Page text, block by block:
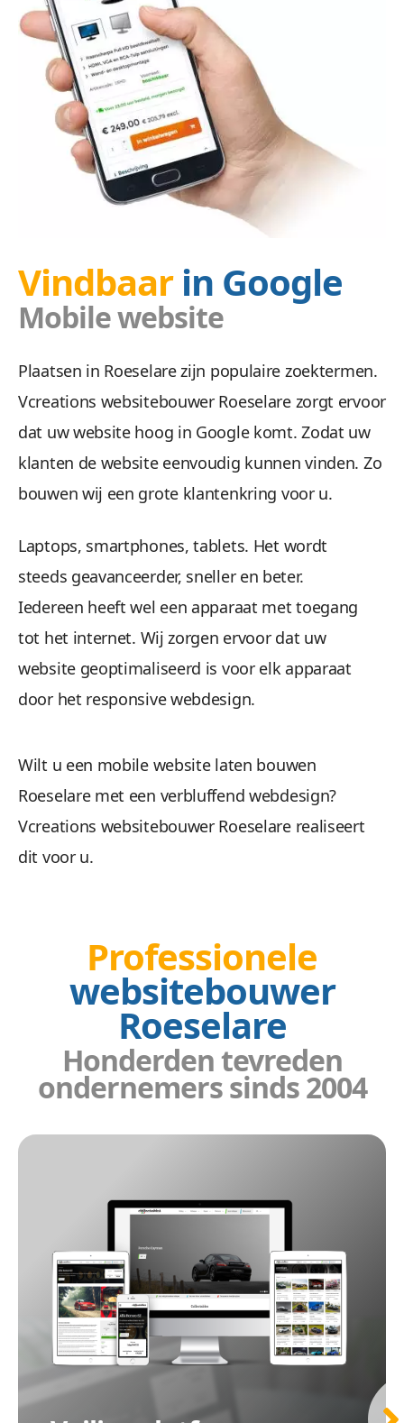
Vindbaar in Google
Mobile website
Plaatsen in Roeselare zijn populaire zoektermen.
Vcreations websitebouwer Roeselare zorgt ervoor
dat uw website hoog in Google komt. Zodat uw
klanten de website eenvoudig kunnen vinden. Zo
bouwen wij een grote klantenkring voor u.
Laptops, smartphones, tablets. Het wordt
steeds geavanceerder, sneller en beter.
Iedereen heeft wel een apparaat met toegang
tot het internet. Wij zorgen ervoor dat uw
website geoptimaliseerd is voor elk apparaat
door het responsive webdesign.
Wilt u een mobile website laten bouwen
Roeselare met een verbluffend webdesign?
Vcreations websitebouwer Roeselare realiseert
dit voor u.
Professionele
websitebouwer
Roeselare
Honderden tevreden
ondernemers sinds 2004
Wij zetten uw doelgroep aan tot actie met
Veilig &
Wees gerust, alle gegevens zijn veilig. We maken